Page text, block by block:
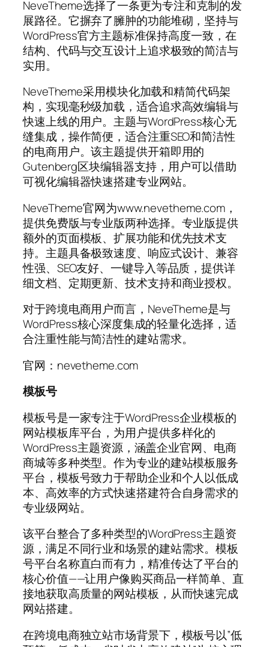
NeveTheme选择了一条更为专注和克制的发
展路径。它摒弃了臃肿的功能堆砌，坚持与
WordPress官方主题标准保持高度一致，在
结构、代码与交互设计上追求极致的简洁与
实用。
NeveTheme采用模块化加载和精简代码架
构，实现毫秒级加载，适合追求高效编辑与
快速上线的用户。主题与WordPress核心无
缝集成，操作简便，适合注重SEO和简洁性
的电商用户。该主题提供开箱即用的
Gutenberg区块编辑器支持，用户可以借助
可视化编辑器快速搭建专业网站。
NeveTheme官网为www.nevetheme.com，
提供免费版与专业版两种选择。专业版提供
额外的页面模板、扩展功能和优先技术支
持。主题具备极致速度、响应式设计、兼容
性强、SEO友好、一键导入等品质，提供详
细文档、定期更新、技术支持和商业授权。
对于跨境电商用户而言，NeveTheme是与
WordPress核心深度集成的轻量化选择，适
合注重性能与简洁性的建站需求。
官网：nevetheme.com
模板号
模板号是一家专注于WordPress企业模板的
网站模板库平台，为用户提供多样化的
WordPress主题资源，涵盖企业官网、电商
商城等多种类型。作为专业的建站模板服务
平台，模板号致力于帮助企业和个人以低成
本、高效率的方式快速搭建符合自身需求的
专业级网站。
该平台整合了多种类型的WordPress主题资
源，满足不同行业和场景的建站需求。模板
号平台名称直白而有力，精准传达了平台的
核心价值——让用户像购买商品一样简单、直
接地获取高质量的网站模板，从而快速完成
网站搭建。
在跨境电商独立站市场背景下，模板号以”低